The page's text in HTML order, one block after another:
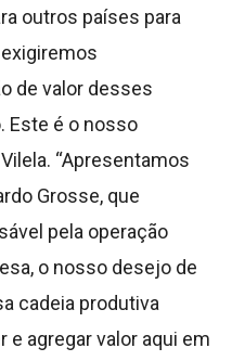
outros países para
de valor desses
Este é o nosso
“Apresentamos
Grosse, que
pela operação
o nosso desejo de
cadeia produtiva
agregar valor aqui em